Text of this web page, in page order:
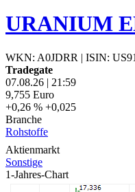
URANIUM
WKN: A0JDRR | ISIN:
Tradegate
07.08.26 | 21:59
9,755 Euro
+0,26 % +0,025
Branche
Rohstoffe
Aktienmarkt
Sonstige
1-Jahres-Chart